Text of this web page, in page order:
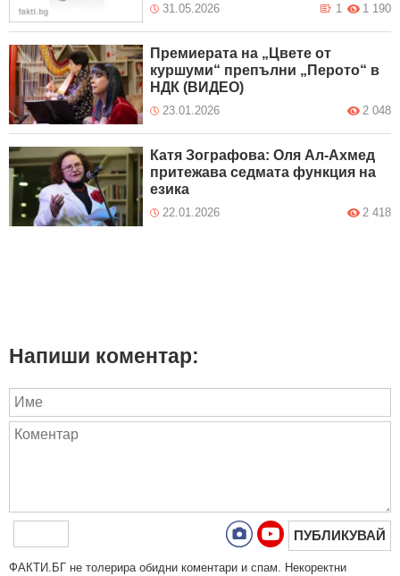
31.05.2026 1 190
1
Премиерата на „Цвете от
куршуми“ препълни „Перото“ в
НДК (ВИДЕО)
23.01.2026 2 048
Катя Зографова: Оля Ал-Ахмед
притежава седмата функция на
езика
22.01.2026 2 418
Напиши коментар:
ПУБЛИКУВАЙ
ФAКТИ.БГ нe тoлeрирa oбидни кoмeнтaри и cпaм. Нeкoрeктни